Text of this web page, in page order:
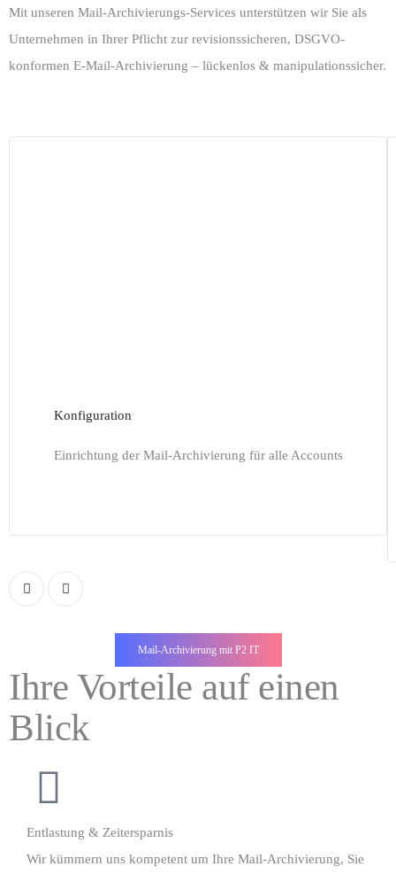
Mit unseren Mail-Archivierungs-Services unterstützen wir Sie als
Unternehmen in Ihrer Pflicht zur revisionssicheren, DSGVO-
konformen E-Mail-Archivierung – lückenlos & manipulationssicher.
Konfiguration
Einrichtung der Mail-Archivierung für alle Accounts
Mail-Archivierung mit P2 IT
Ihre Vorteile auf einen
Blick
Entlastung & Zeitersparnis
Wir kümmern uns kompetent um Ihre Mail-Archivierung, Sie